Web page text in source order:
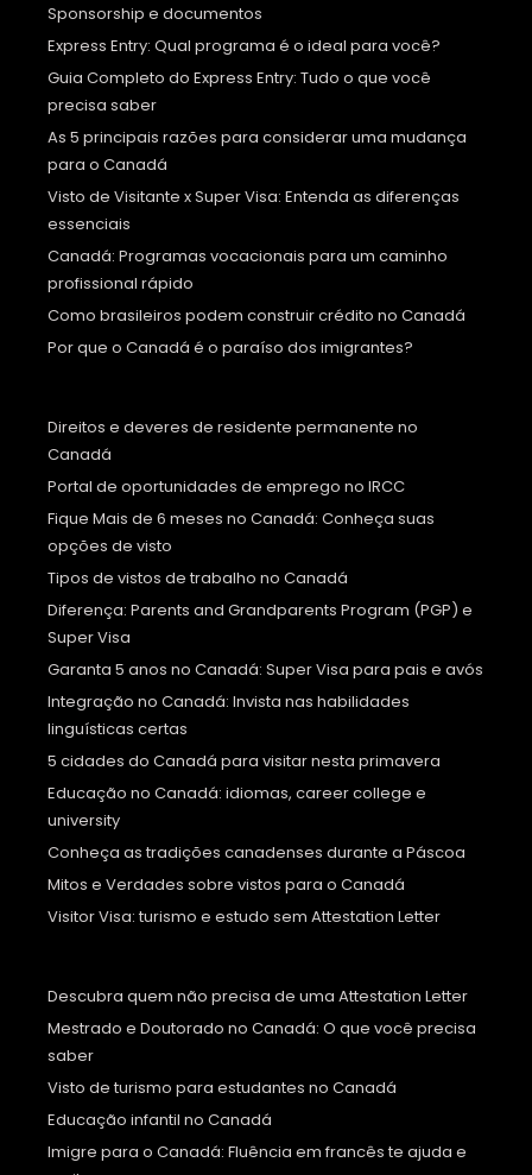
Sponsorship e documentos
Express Entry: Qual programa é o ideal para você?
Guia Completo do Express Entry: Tudo o que você
precisa saber
As 5 principais razões para considerar uma mudança
para o Canadá
Visto de Visitante x Super Visa: Entenda as diferenças
essenciais
Canadá: Programas vocacionais para um caminho
profissional rápido
Como brasileiros podem construir crédito no Canadá
Por que o Canadá é o paraíso dos imigrantes?
Direitos e deveres de residente permanente no
Canadá
Portal de oportunidades de emprego no IRCC
Fique Mais de 6 meses no Canadá: Conheça suas
opções de visto
Tipos de vistos de trabalho no Canadá
Diferença: Parents and Grandparents Program (PGP) e
Super Visa
Garanta 5 anos no Canadá: Super Visa para pais e avós
Integração no Canadá: Invista nas habilidades
linguísticas certas
5 cidades do Canadá para visitar nesta primavera
Educação no Canadá: idiomas, career college e
university
Conheça as tradições canadenses durante a Páscoa
Mitos e Verdades sobre vistos para o Canadá
Visitor Visa: turismo e estudo sem Attestation Letter
Descubra quem não precisa de uma Attestation Letter
Mestrado e Doutorado no Canadá: O que você precisa
saber
Visto de turismo para estudantes no Canadá
Educação infantil no Canadá
Imigre para o Canadá: Fluência em francês te ajuda e